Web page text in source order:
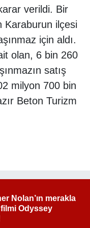
verildi. Bir
Karaburun ilçesi
için aldı.
olan, 6 bin 260
satış
milyon 700 bin
Beton Turizm
Nolan’ın merakla
Odyssey